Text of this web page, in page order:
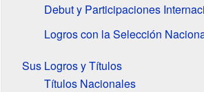
Debut y Participaciones
Logros con la Selección
Sus Logros y Títulos
Títulos Nacionales